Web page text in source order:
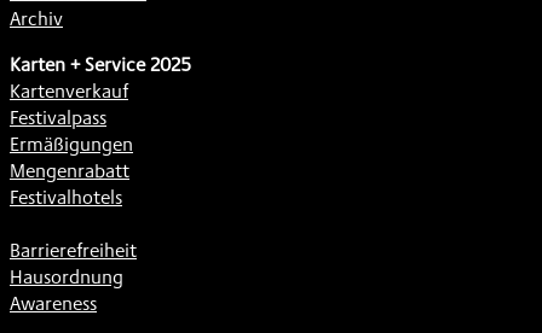
Archiv
Karten + Service 2025
Kartenverkauf
Festivalpass
Ermäßigungen
Mengenrabatt
Festivalhotels
Barrierefreiheit
Hausordnung
Awareness